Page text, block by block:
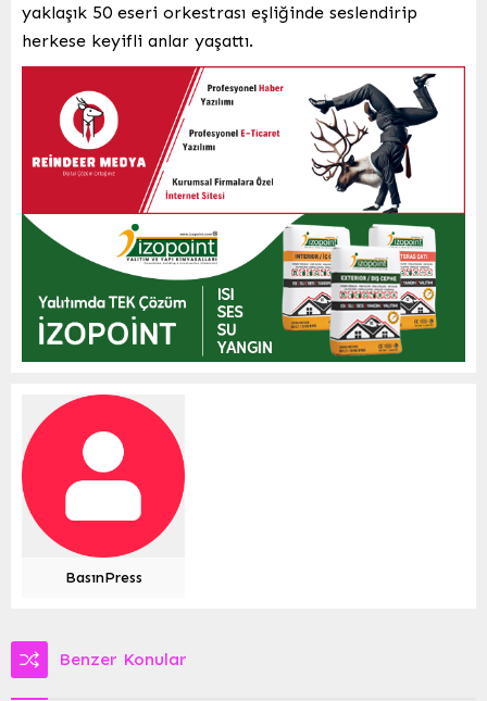
yaklaşık 50 eseri orkestrası eşliğinde seslendirip
herkese keyifli anlar yaşattı.
BasınPress
Benzer Konular